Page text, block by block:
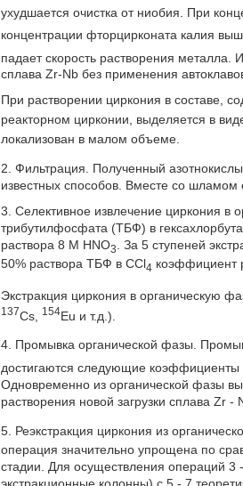
ухудшается очистка от ниобия. При
концентрации фторцирконата калия
падает скорость растворения металла.
сплава Zr-Nb без применения
При растворении циркония в составе,
реакторном цирконии, выделяется в
локализован в малом объеме.
2. Фильтрация. Полученный
известных способов. Вместе со шламом
3. Селективное извлечение циркония в
трибутилфосфата (ТБФ) в
раствора 8 М HNO3
. За 5 ступеней
50% раствора ТБФ в CCl4 коэффициент
Экстракция циркония в органическую
137Cs, 154Eu и т.д.).
4. Промывка органической фазы.
достигаются следующие коэффициенты
Одновременно из органической фазы
растворения новой загрузки сплава Zr -
5. Реэкстракция циркония из
операция значительно упрощена по
стадии. Для осуществления операций 3